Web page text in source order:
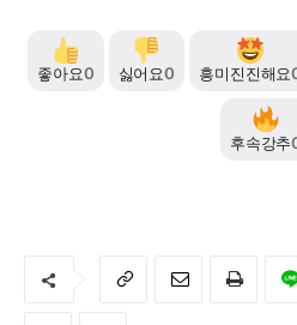
좋아요0 싫어요0 흥미진진해요
후속강추